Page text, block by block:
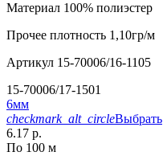
Материал 100% полиэстер
Прочее плотность 1,10гр/м
Артикул 15-70006/16-1105
15-70006/17-1501
6мм
checkmark_alt_circleВыбрать
6.17 р.
По 100 м